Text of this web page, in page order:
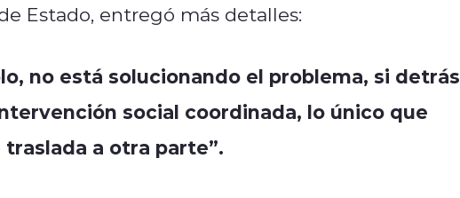
Estado, entregó más detalles:
no está solucionando el problema, si detrás
social coordinada, lo único que
a otra parte”.